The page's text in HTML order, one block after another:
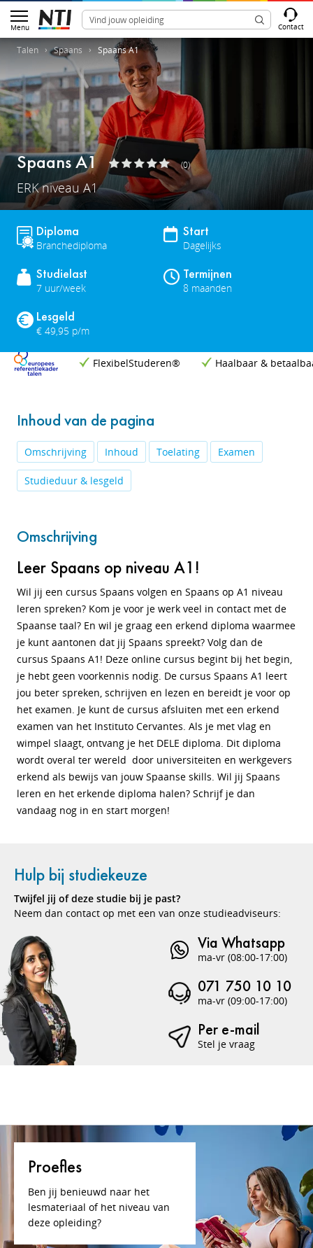
Menu Contact
Talen Spaans Spaans A1
Spaans A1 (0)
ERK niveau A1
Diploma
Branchediploma
Start
Dagelijks
Studielast
7 uur/week
Termijnen
8 maanden
Lesgeld
€ 49,95 p/m
FlexibelStuderen® Haalbaar &
Inhoud van de pagina
Omschrijving Inhoud Toelating Examen
Studieduur & lesgeld
Omschrijving
Leer Spaans op niveau A1!
Wil jij een cursus Spaans volgen en Spaans op A1 niveau
leren spreken? Kom je voor je werk veel in contact met de
Spaanse taal? En wil je graag een erkend diploma waarmee
je kunt aantonen dat jij Spaans spreekt? Volg dan de
cursus Spaans A1! Deze online cursus begint bij het begin,
je hebt geen voorkennis nodig. De cursus Spaans A1 leert
jou beter spreken, schrijven en lezen en bereidt je voor op
het examen. Je kunt de cursus afsluiten met een erkend
examen van het Instituto Cervantes. Als je met vlag en
wimpel slaagt, ontvang je het DELE diploma. Dit diploma
wordt overal ter wereld door universiteiten en werkgevers
erkend als bewijs van jouw Spaanse skills. Wil jij Spaans
leren en het erkende diploma halen? Schrijf je dan
vandaag nog in en start morgen!
Hulp bij studiekeuze
Twijfel jij of deze studie bij je past?
Neem dan contact op met een van onze studieadviseurs:
Via Whatsapp
ma-vr (08:00-17:00)
071 750 10 10
ma-vr (09:00-17:00)
Per e-mail
Stel je vraag
Proefles
Ben jij benieuwd naar het
lesmateriaal of het niveau van
deze opleiding?